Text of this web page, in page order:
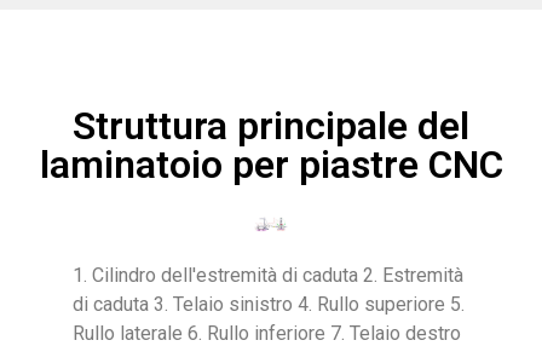
Struttura principale del
laminatoio per piastre CNC
1. Cilindro dell'estremità di caduta 2. Estremità
di caduta 3. Telaio sinistro 4. Rullo superiore 5.
Rullo laterale 6. Rullo inferiore 7. Telaio destro